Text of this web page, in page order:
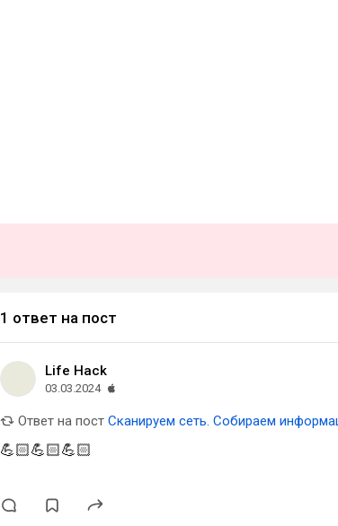
1 ответ на пост
Life Hack
03.03.2024
Ответ на пост Сканируем сеть. Собираем
💪🏻💪🏻💪🏻